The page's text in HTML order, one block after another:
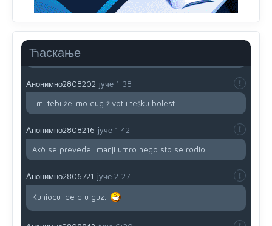
Ћаскање
Анонимно2806721 јуче 12:45
da brani? A imamo vojsku Kosova kojoj želimo svako
dobro i da se što bolje opreme
Анонимно2808202 јуче 1:38
i mi tebi želimo dug život i tešku bolest
Анонимно2808216 јуче 1:42
Akò se prevede...manji umro nego sto se rodio.
Анонимно2806721 јуче 2:27
Kuniocu ide q u guz...